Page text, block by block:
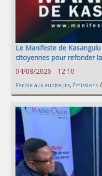
Le Manifeste de
citoyennes pour refonder la
04/08/2026 - 12:10
Parole aux auditeurs, Émissions /